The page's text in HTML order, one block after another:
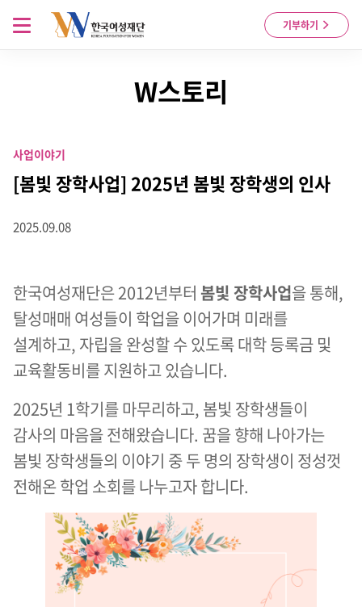
Skip to content
기부하기
메뉴 열기
W스토리
사업이야기
[봄빛 장학사업] 2025년 봄빛 장학생의 인사
2025.09.08
한국여성재단은 2012년부터 봄빛 장학사업을 통해,
탈성매매 여성들이 학업을 이어가며 미래를
설계하고, 자립을 완성할 수 있도록 대학 등록금 및
교육활동비를 지원하고 있습니다.
2025년 1학기를 마무리하고, 봄빛 장학생들이
감사의 마음을 전해왔습니다. 꿈을 향해 나아가는
봄빛 장학생들의 이야기 중 두 명의 장학생이 정성껏
전해온 학업 소회를 나누고자 합니다.